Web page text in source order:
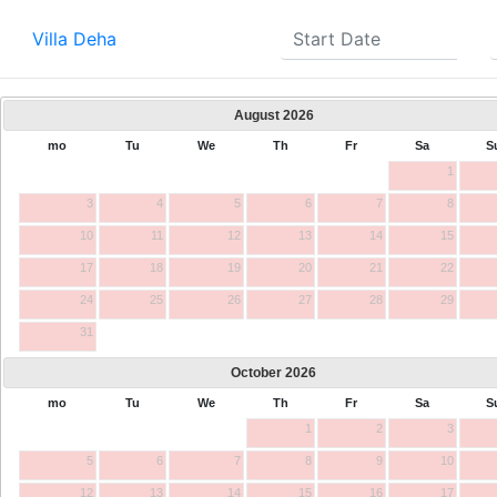
Villa Deha
August 2026
mo Tu We Th Fr Sa
1
3 4 5 6 7 8
10 11 12 13 14 15
17 18 19 20 21 22
24 25 26 27 28 29
31
October 2026
mo Tu We Th Fr Sa
1
2 3
5 6 7 8 9 10
12 13 14 15 16 17